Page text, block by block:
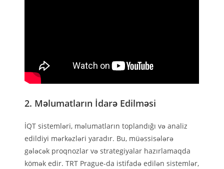
2. Məlumatların İdarə Edilməsi
İQT sistemləri, məlumatların toplandığı və analiz
edildiyi mərkəzləri yaradır. Bu, müəssisələrə
gələcək proqnozlar və strategiyalar hazırlamaqda
kömək edir. TRT Prague-da istifadə edilən sistemlər,